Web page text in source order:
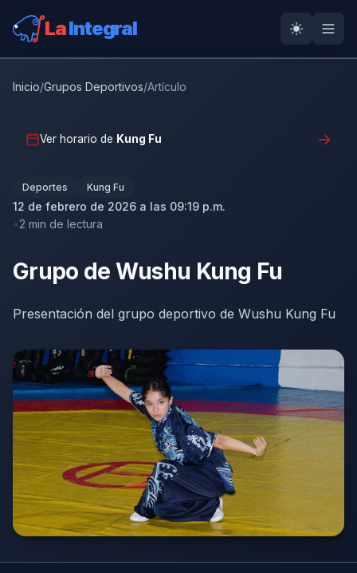
LaIntegral
Inicio/Grupos Deportivos/Artículo
Ver horario de Kung Fu
Deportes Kung Fu
12 de febrero de 2026 a las 09:19 p.m.
2 min de lectura
Grupo de Wushu Kung Fu
Presentación del grupo deportivo de Wushu Kung Fu